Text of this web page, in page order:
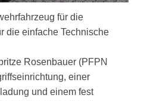
für die
die einfache Technische
Rosenbauer (PFPN
einer
und einem fest